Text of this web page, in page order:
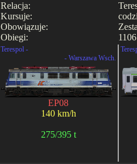
Relacja:
Kursuje:
Obowiązuje:
Obiegi:
Terespol -
- Warszawa Wsch.
EP08
140 km/h
275/395 t